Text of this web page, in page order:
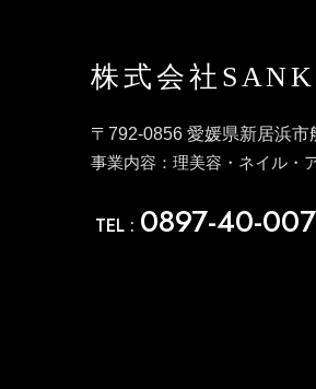
株式会社
〒792-0856 愛媛県新居浜市
事業内容：理美容・ネイル・
TEL : 0897-40-